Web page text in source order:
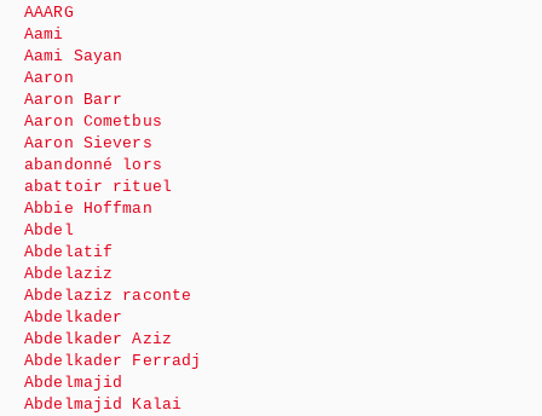
AAARG
Aami
Aami Sayan
Aaron
Aaron Barr
Aaron Cometbus
Aaron Sievers
abandonné lors
abattoir rituel
Abbie Hoffman
Abdel
Abdelatif
Abdelaziz
Abdelaziz raconte
Abdelkader
Abdelkader Aziz
Abdelkader Ferradj
Abdelmajid
Abdelmajid Kalai